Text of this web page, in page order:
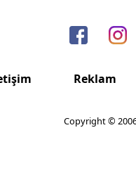
Reklam
Copyright ©